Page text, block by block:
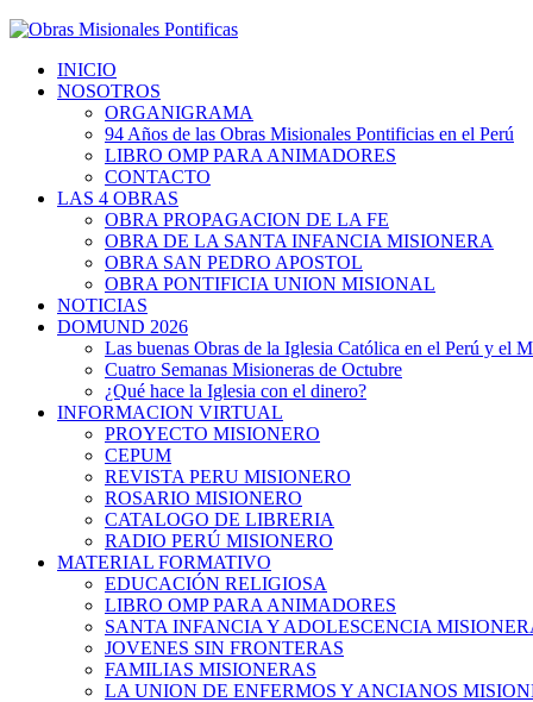
INICIO
NOSOTROS
ORGANIGRAMA
94 Años de las Obras Misionales Pontificias en el Perú
LIBRO OMP PARA ANIMADORES
CONTACTO
LAS 4 OBRAS
OBRA PROPAGACION DE LA FE
OBRA DE LA SANTA INFANCIA MISIONERA
OBRA SAN PEDRO APOSTOL
OBRA PONTIFICIA UNION MISIONAL
NOTICIAS
DOMUND 2026
Las buenas Obras de la Iglesia Católica en el Perú y el
Cuatro Semanas Misioneras de Octubre
¿Qué hace la Iglesia con el dinero?
INFORMACION VIRTUAL
PROYECTO MISIONERO
CEPUM
REVISTA PERU MISIONERO
ROSARIO MISIONERO
CATALOGO DE LIBRERIA
RADIO PERÚ MISIONERO
MATERIAL FORMATIVO
EDUCACIÓN RELIGIOSA
LIBRO OMP PARA ANIMADORES
SANTA INFANCIA Y ADOLESCENCIA
JOVENES SIN FRONTERAS
FAMILIAS MISIONERAS
LA UNION DE ENFERMOS Y ANCIANOS